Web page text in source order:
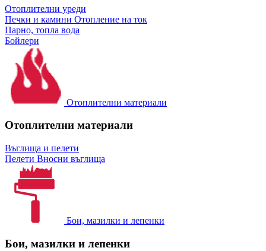
Отоплителни уреди
Печки и камини Отопление на ток
Парно, топла вода
Бойлери
Отоплителни материали
Отоплителни материали
Въглища и пелети
Пелети Вносни въглища
Бои, мазилки и лепенки
Бои, мазилки и лепенки